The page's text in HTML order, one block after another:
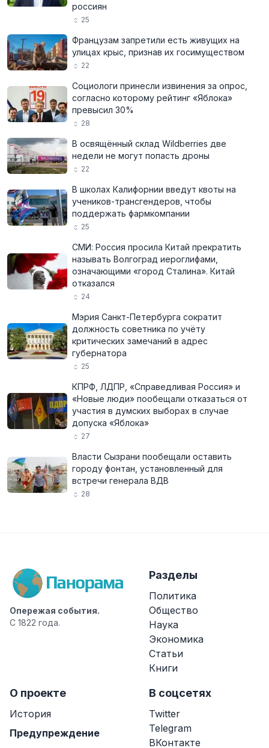
россиян
25
Французам запретили есть живущих на
улицах крыс, признав их госимуществом
22
Социологи принесли извинения за опрос,
согласно которому рейтинг «Яблока»
превысил 30%
28
В освящённый склад Wildberries две
недели не могут попасть дроны
22
В школах Калифорнии введут квоты на
учеников-трансгендеров, чтобы
поддержать фармкомпании
25
СМИ: Россия просила Китай прекратить
называть Волгоград иероглифами,
означающими «город Сталина». Китай
отказался
24
Мэрия Санкт-Петербурга сократит
должность советника по учёту
критических замечаний в адрес
губернатора
25
КПРФ, ЛДПР, «Справедливая Россия» и
«Новые люди» пообещали отказаться от
участия в думских выборах в случае
допуска «Яблока»
27
Власти Сызрани пообещали оставить
городу фонтан, установленный для
встречи генерала ВДВ
28
Опережая события.
С 1822 года.
Разделы
Политика
Общество
Наука
Экономика
Статьи
Книги
О проекте
История
Предупреждение
В соцсетях
Twitter
Telegram
ВКонтакте